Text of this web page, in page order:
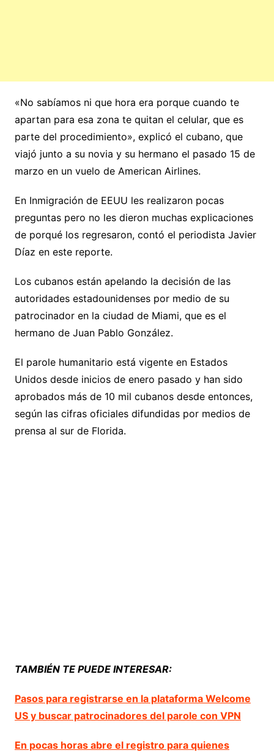
«No sabíamos ni que hora era porque cuando te
apartan para esa zona te quitan el celular, que es
parte del procedimiento», explicó el cubano, que
viajó junto a su novia y su hermano el pasado 15 de
marzo en un vuelo de American Airlines.
En Inmigración de EEUU les realizaron pocas
preguntas pero no les dieron muchas explicaciones
de porqué los regresaron, contó el periodista Javier
Díaz en este reporte.
Los cubanos están apelando la decisión de las
autoridades estadounidenses por medio de su
patrocinador en la ciudad de Miami, que es el
hermano de Juan Pablo González.
El parole humanitario está vigente en Estados
Unidos desde inicios de enero pasado y han sido
aprobados más de 10 mil cubanos desde entonces,
según las cifras oficiales difundidas por medios de
prensa al sur de Florida.
TAMBIÉN TE PUEDE INTERESAR:
Pasos para registrarse en la plataforma Welcome
US y buscar patrocinadores del parole con VPN
En pocas horas abre el registro para quienes